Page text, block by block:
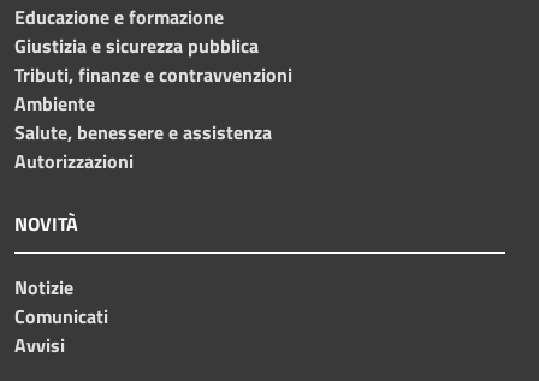
Educazione e formazione
Giustizia e sicurezza pubblica
Tributi, finanze e contravvenzioni
Ambiente
Salute, benessere e assistenza
Autorizzazioni
NOVITÀ
Notizie
Comunicati
Avvisi